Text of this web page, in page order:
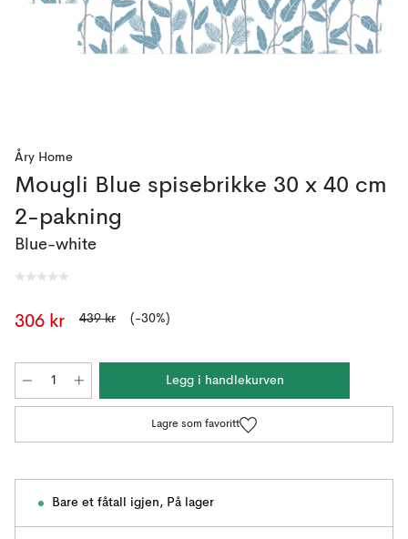
Åry Home
Mougli Blue spisebrikke 30 x 40 cm
2-pakning
Blue-white
306 kr 439 kr (-30%)
Legg i handlekurven
Lagre som favoritt
Bare et fåtall igjen, På lager